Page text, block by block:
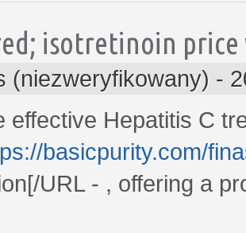
isotretinoin
(niezweryfikowany) -
effective Hepatitis C
basicpurity.com/
URL - , offering a